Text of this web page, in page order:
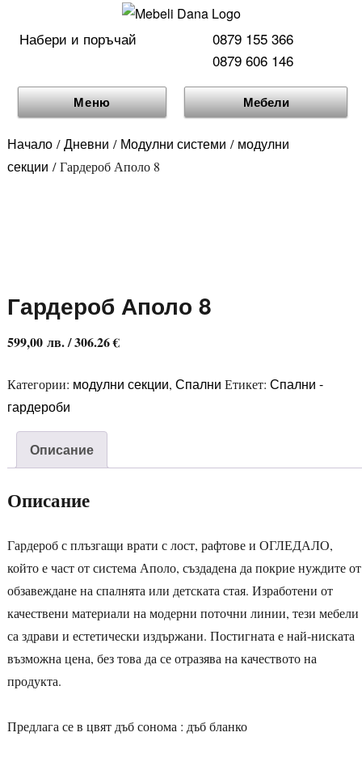
Набери и поръчай
0879 155 366
0879 606 146
Меню Мебели
Начало/Дневни / Модулни системи / модулни
секции / Гардероб Аполо 8
Гардероб Аполо 8
599,00 лв./ 306.26 €
Категории: модулни секции, Спални Етикет: Спални -
гардероби
Описание
Описание
Гардероб с плъзгащи врати с лост, рафтове и ОГЛЕДАЛО,
който е част от система Аполо, създадена да покрие нуждите от
обзавеждане на спалнята или детската стая. Изработени от
качествени материали на модерни поточни линии, тези мебели
са здрави и естетически издържани. Постигната е най-ниската
възможна цена, без това да се отразява на качеството на
продукта.
Предлага се в цвят дъб сонома : дъб бланко